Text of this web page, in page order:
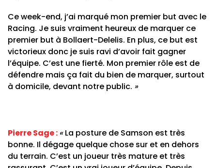
Ce week-end, j’ai marqué mon premier but avec le
Racing. Je suis vraiment heureux de marquer ce
premier but à Bollaert-Delelis. En plus, ce but est
victorieux donc je suis ravi d’avoir fait gagner
l’équipe. C’est une fierté. Mon premier rôle est de
défendre mais ça fait du bien de marquer, surtout
à domicile, devant notre public. »
Pierre Sage: «La posture de Samson est très
bonne. Il dégage quelque chose sur et en dehors
du terrain. C’est un joueur très mature et très